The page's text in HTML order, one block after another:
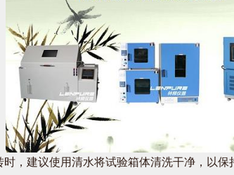
建议使用清水将试验箱体清洗干净，以保